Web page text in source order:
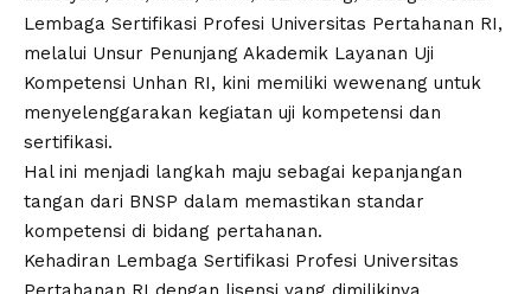
Lembaga Sertifikasi Profesi Universitas Pertahanan RI,
melalui Unsur Penunjang Akademik Layanan Uji
Kompetensi Unhan RI, kini memiliki wewenang untuk
menyelenggarakan kegiatan uji kompetensi dan
sertifikasi.
Hal ini menjadi langkah maju sebagai kepanjangan
tangan dari BNSP dalam memastikan standar
kompetensi di bidang pertahanan.
Kehadiran Lembaga Sertifikasi Profesi Universitas